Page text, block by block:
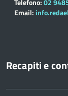
Telefono:02
Email:
Recapiti e